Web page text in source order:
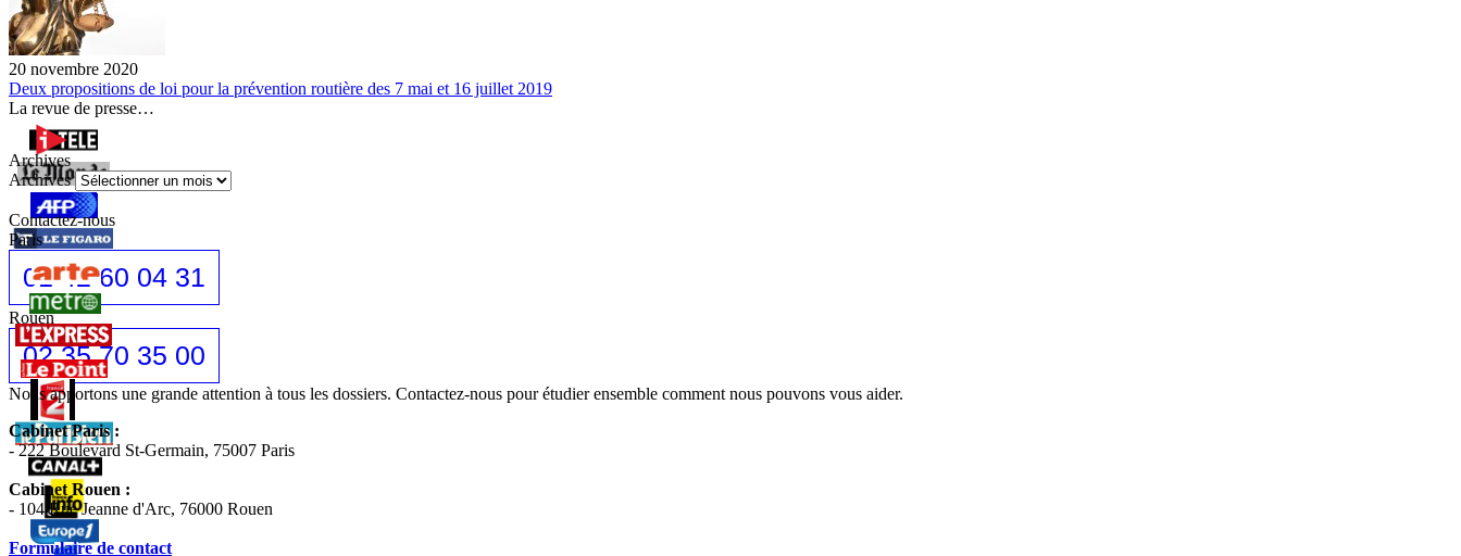
20 novembre 2020
Deux propositions de loi pour la prévention routière des 7 mai et 16 juillet 2019
La revue de presse…
Archives
Archives
Contactez-nous
Paris
01 42 60 04 31
Rouen
02 35 70 35 00
Nous apportons une grande attention à tous les dossiers. Contactez-nous pour étudier ensemble comment nous pouvons vous aider.
Cabinet Paris :
- 222 Boulevard St-Germain, 75007 Paris
Cabinet Rouen :
- 104 Rue Jeanne d'Arc, 76000 Rouen
Formulaire de contact